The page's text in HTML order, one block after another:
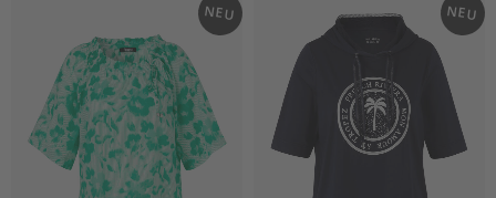
NEU NEU